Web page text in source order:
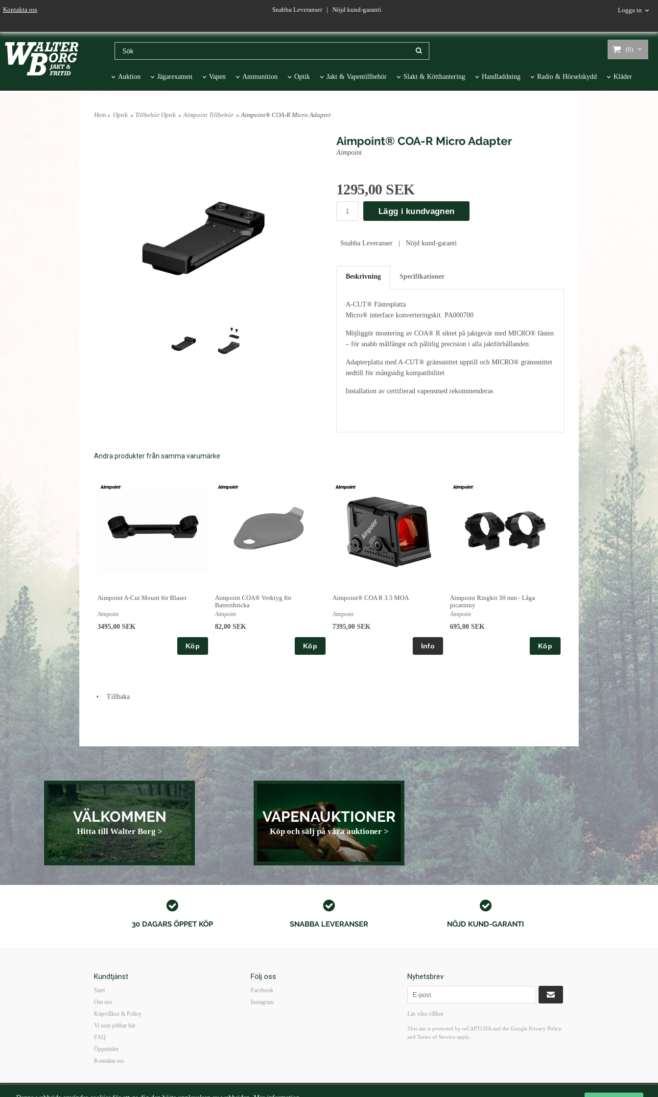
Kontakta oss Snabba Leveranser | Nöjd kund-garanti Logga in
(0)
Auktion Jägarexamen Vapen Ammunition Optik Jakt & Vapentillbehör Slakt & Kötthantering Handladdning Radio & Hörselskydd Kläder
Hem » Optik » Tillbehör Optik »Aimpoint Tillbehör » Aimpoint® COA-R Micro Adapter
Aimpoint® COA-R Micro Adapter
Aimpoint
1295,00 SEK
Lägg i kundvagnen
Snabba Leveranser | Nöjd kund-garanti
Beskrivning Specifikationer
A-CUT® Fästesplatta
Micro® interface konverteringskit. PA000700
Möjliggör montering av COA® R siktet på jaktgevär med MICRO® fästen
– för snabb målfångst och pålitlig precision i alla jaktförhållanden.
Adapterplatta med A-CUT® gränssnittet upptill och MICRO® gränssnittet
nedtill för mångsidig kompatibilitet
Installation av certifierad vapensmed rekommenderas
Andra produkter från samma varumärke
Aimpoint A-Cut Mount för Blaser
Aimpoint
3495,00 SEK
Köp
Aimpoint COA® Verktyg för
Batteribricka
Aimpoint
82,00 SEK
Köp
Aimpoint® COA R 3.5 MOA
Aimpoint
7395,00 SEK
Aimpoint Ringkit 30 mm - Låga
picatinny
Aimpoint
695,00 SEK
Köp
Tillbaka
VÄLKOMMEN
Hitta till Walter Borg >
VAPENAUKTIONER
Köp och sälj på våra auktioner >
30 DAGARS ÖPPET KÖP SNABBA LEVERANSER NÖJD KUND-GARANTI
Kundtjänst
Start
Om oss
Köpvillkor & Policy
Vi som jobbar här
FAQ
Öppettider
Kontakta oss
Följ oss
Facebook
Instagram
Nyhetsbrev
Läs våra villkor
This site is protected by reCAPTCHA and the Google Privacy Policy
and Terms of Serviceapply.